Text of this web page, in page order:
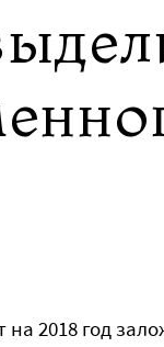
2018 год